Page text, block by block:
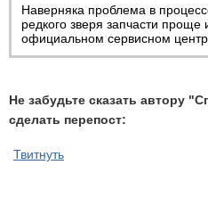
Наверняка проблема в
редкого зверя запчасти проще
официальном сервисном
Не забудьте сказать автору
сделать перепост:
Твитнуть